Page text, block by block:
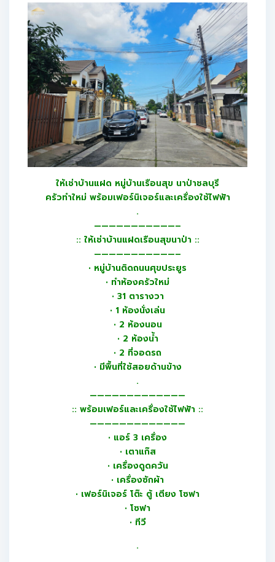
ให้เช่าบ้านแฝด หมู่บ้านเรือนสุข นาป่าชลบุรี
ครัวทำใหม่ พร้อมเฟอร์นิเจอร์และเครื่องใช้ไฟฟ้า
.
———————————–
:: ให้เช่าบ้านแฝดเรือนสุขนาป่า ::
———————————–
• หมู่บ้านติดถนนศุขประยูร
• ทำห้องครัวใหม่
• 31 ตารางวา
• 1 ห้องนั่งเล่น
• 2 ห้องนอน
• 2 ห้องน้ำ
• 2 ที่จอดรถ
• มีพื้นที่ใช้สอยด้านข้าง
.
—————————————
:: พร้อมเฟอร์และเครื่องใช้ไฟฟ้า ::
—————————————
• แอร์ 3 เครื่อง
• เตาแก๊ส
• เครื่องดูดควัน
• เครื่องซักผ้า
• เฟอร์นิเจอร์ โต๊ะ ตู้ เตียง โซฟา
• โซฟา
• ทีวี
.